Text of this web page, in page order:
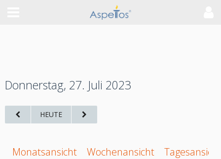
Donnerstag, 27. Juli 2023
HEUTE
Monatsansicht Wochenansicht Tagesansicht